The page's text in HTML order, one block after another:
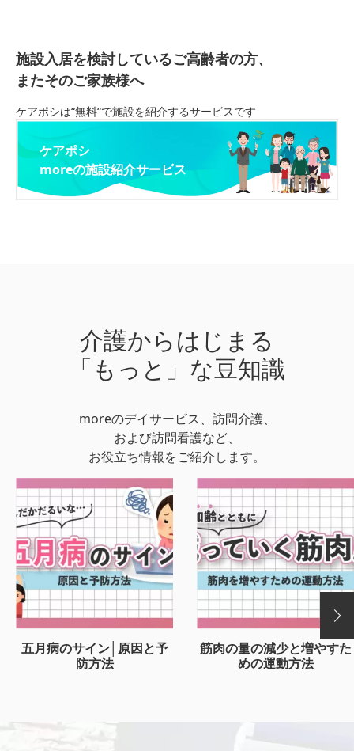
施設入居を検討しているご高齢者の方、
またそのご家族様へ
ケアポシは“無料“で施設を紹介するサービスです
ケアポシ
moreの施設紹介サービス
介護からはじまる
「もっと」な豆知識
moreのデイサービス、訪問介護、
および訪問看護など、
お役立ち情報をご紹介します。
五月病のサイン│原因と予
防方法
筋肉の量の減少と増やすた
めの運動方法